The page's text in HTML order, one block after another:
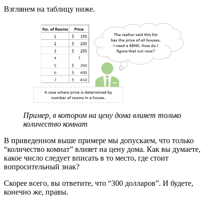
Взглянем на таблицу ниже.
Пример, в котором на цену дома влияет только
количество комнат
В приведенном выше примере мы допускаем, что только
“количество комнат” влияет на цену дома. Как вы думаете,
какое число следует вписать в то место, где стоит
вопросительный знак?
Скорее всего, вы ответите, что “300 долларов”. И будете,
конечно же, правы.